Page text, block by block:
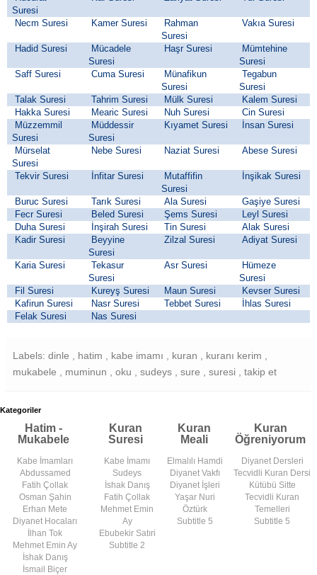
Suresi
Necm Suresi Kamer Suresi
Rahman
Suresi
Vakıa Suresi
Hadid Suresi
Mücadele
Suresi
Haşr Suresi
Mümtehine
Suresi
Saff Suresi
Cuma Suresi
Münafikun
Suresi
Tegabun
Suresi
Talak Suresi
Tahrim Suresi Mülk Suresi
Kalem Suresi
Hakka Suresi
Mearic Suresi Nuh Suresi
Cin Suresi
Müzzemmil
Suresi
Müddessir
Suresi
Kıyamet Suresi İnsan Suresi
Mürselat
Suresi
Nebe Suresi Naziat Suresi Abese Suresi
Tekvir Suresi İnfitar Suresi
Mutaffifin
Suresi
İnşikak Suresi
Buruc Suresi Tarık Suresi Ala Suresi
Gaşiye Suresi
Fecr Suresi
Beled Suresi Şems Suresi
Leyl Suresi
Duha Suresi
İnşirah Suresi Tin Suresi
Alak Suresi
Kadir Suresi
Beyyine
Suresi
Zilzal Suresi Adiyat Suresi
Karia Suresi
Tekasur
Suresi
Asr Suresi
Hümeze
Suresi
Fil Suresi
Kureyş Suresi Maun Suresi
Kevser Suresi
Kafirun Suresi
Nasr Suresi Tebbet Suresi
İhlas Suresi
Felak Suresi
Nas Suresi
Labels: dinle , hatim , kabe imamı , kuran , kuranı kerim ,
mukabele , muminun , oku , sudeys , sure , suresi , takip et
Kategoriler
Hatim -
Mukabele
Kuran
Suresi
Kuran
Meali
Kuran
Öğreniyorum
Kabe İmamları
Abdussamed
Fatih Çollak
Osman Şahin
Erhan Mete
Diyanet Hocaları
İlhan Tok
Mehmet Emin Ay
İshak Danış
İsmail Biçer
Kabe İmamı
Sudeys
İshak Danış
Fatih Çollak
Mehmet Emin
Ay
Ebubekir Satıri
Subtitle 2
Elmalılı Hamdi
Diyanet Vakfı
Diyanet İşleri
Yaşar Nuri
Öztürk
Subtitle 5
Diyanet Dersleri
Tecvidli Kuran Dersi
Kütübü Sitte
Tecvidli Kuran
Temelleri
Subtitle 5